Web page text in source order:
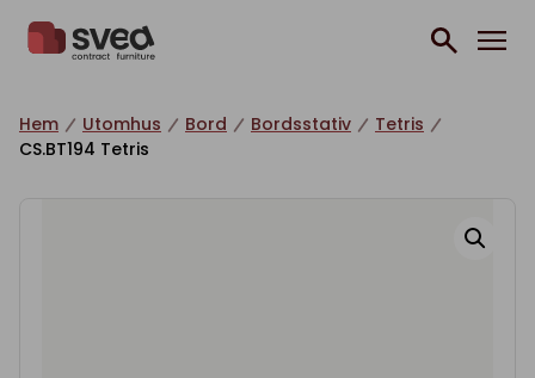
Hem Utomhus Bord Bordsstativ
Tetris
CS.BT194 Tetris